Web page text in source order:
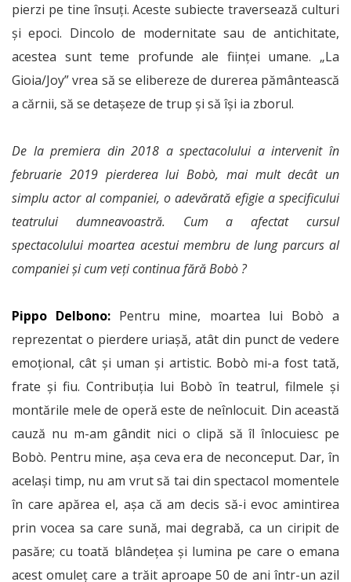
pierzi pe tine însuți. Aceste subiecte traversează culturi
și epoci. Dincolo de modernitate sau de antichitate,
acestea sunt teme profunde ale ființei umane. „La
Gioia/Joy” vrea să se elibereze de durerea pământească
a cărnii, să se detașeze de trup și să își ia zborul.
De la premiera din 2018 a spectacolului a intervenit în
februarie 2019 pierderea lui Bobò, mai mult decât un
simplu actor al companiei, o adevărată efigie a specificului
teatrului dumneavoastră. Cum a afectat cursul
spectacolului moartea acestui membru de lung parcurs al
companiei și cum veți continua fără Bobò ?
Pippo Delbono: Pentru mine, moartea lui Bobò a
reprezentat o pierdere uriașă, atât din punct de vedere
emoțional, cât și uman și artistic. Bobò mi-a fost tată,
frate și fiu. Contribuția lui Bobò în teatrul, filmele și
montările mele de operă este de neînlocuit. Din această
cauză nu m-am gândit nici o clipă să îl înlocuiesc pe
Bobò. Pentru mine, așa ceva era de neconceput. Dar, în
același timp, nu am vrut să tai din spectacol momentele
în care apărea el, așa că am decis să-i evoc amintirea
prin vocea sa care sună, mai degrabă, ca un ciripit de
pasăre; cu toată blândețea și lumina pe care o emana
acest omuleț care a trăit aproape 50 de ani într-un azil